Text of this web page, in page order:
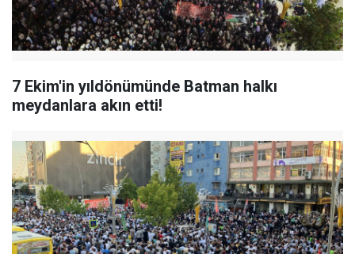
7 Ekim'in yıldönümünde Batman halkı
meydanlara akın etti!